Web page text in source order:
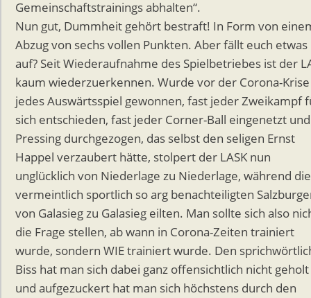
Gemeinschaftstrainings abhalten“.
Nun gut, Dummheit gehört bestraft! In Form von
Abzug von sechs vollen Punkten. Aber fällt euch etwas
auf? Seit Wiederaufnahme des Spielbetriebes ist der
kaum wiederzuerkennen. Wurde vor der Corona-Krise
jedes Auswärtsspiel gewonnen, fast jeder Zweikampf
sich entschieden, fast jeder Corner-Ball eingenetzt
Pressing durchgezogen, das selbst den seligen Ernst
Happel verzaubert hätte, stolpert der LASK nun
unglücklich von Niederlage zu Niederlage, während die
vermeintlich sportlich so arg benachteiligten
von Galasieg zu Galasieg eilten. Man sollte sich also
die Frage stellen, ab wann in Corona-Zeiten trainiert
wurde, sondern WIE trainiert wurde. Den
Biss hat man sich dabei ganz offensichtlich nicht geholt
und aufgezuckert hat man sich höchstens durch den